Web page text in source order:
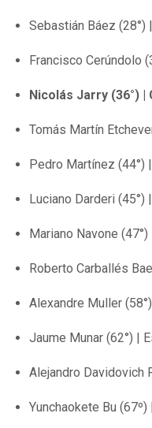
Sebastián Báez (28°)
Francisco Cerúndolo
Nicolás Jarry (36°) |
Tomás Martín
Pedro Martínez (44°)
Luciano Darderi (45°)
Mariano Navone
Roberto Carballés
Alexandre Muller
Jaume Munar (62°) |
Alejandro Davidovich
Yunchaokete Bu (67º)